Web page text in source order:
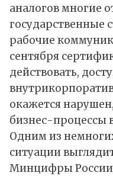
аналогов многие
государственные
рабочие
сентября
действовать,
окажется
бизнес-процессы
Одним из
ситуации
Минцифры